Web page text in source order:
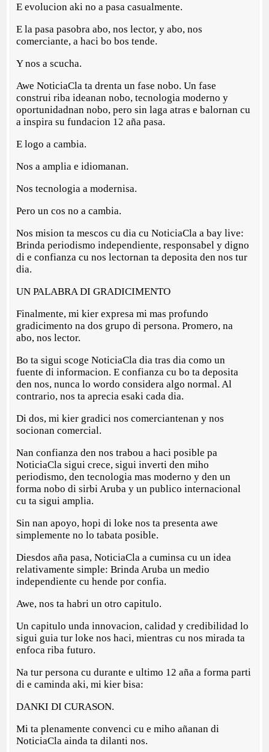
E evolucion aki no a pasa casualmente.
E la pasa pasobra abo, nos lector, y abo, nos
comerciante, a haci bo bos tende.
Y nos a scucha.
Awe NoticiaCla ta drenta un fase nobo. Un fase
construi riba ideanan nobo, tecnologia moderno y
oportunidadnan nobo, pero sin laga atras e balornan cu
a inspira su fundacion 12 aña pasa.
E logo a cambia.
Nos a amplia e idiomanan.
Nos tecnologia a modernisa.
Pero un cos no a cambia.
Nos mision ta mescos cu dia cu NoticiaCla a bay live:
Brinda periodismo independiente, responsabel y digno
di e confianza cu nos lectornan ta deposita den nos tur
dia.
UN PALABRA DI GRADICIMENTO
Finalmente, mi kier expresa mi mas profundo
gradicimento na dos grupo di persona. Promero, na
abo, nos lector.
Bo ta sigui scoge NoticiaCla dia tras dia como un
fuente di informacion. E confianza cu bo ta deposita
den nos, nunca lo wordo considera algo normal. Al
contrario, nos ta aprecia esaki cada dia.
Di dos, mi kier gradici nos comerciantenan y nos
socionan comercial.
Nan confianza den nos trabou a haci posible pa
NoticiaCla sigui crece, sigui inverti den miho
periodismo, den tecnologia mas moderno y den un
forma nobo di sirbi Aruba y un publico internacional
cu ta sigui amplia.
Sin nan apoyo, hopi di loke nos ta presenta awe
simplemente no lo tabata posible.
Diesdos aña pasa, NoticiaCla a cuminsa cu un idea
relativamente simple: Brinda Aruba un medio
independiente cu hende por confia.
Awe, nos ta habri un otro capitulo.
Un capitulo unda innovacion, calidad y credibilidad lo
sigui guia tur loke nos haci, mientras cu nos mirada ta
enfoca riba futuro.
Na tur persona cu durante e ultimo 12 aña a forma parti
di e caminda aki, mi kier bisa:
DANKI DI CURASON.
Mi ta plenamente convenci cu e miho añanan di
NoticiaCla ainda ta dilanti nos.